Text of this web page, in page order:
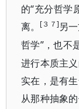
的“充分哲学
离。
[３７]另
哲学”，也不
进行本质主
实在， 是有
从那种抽象